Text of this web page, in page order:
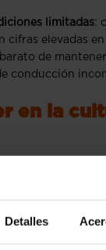
Detalles
limitadas:
cifras elevadas en
de
conducción
en la
tenido una
El
Viper Gran
en la famosa
a muchos
desde el